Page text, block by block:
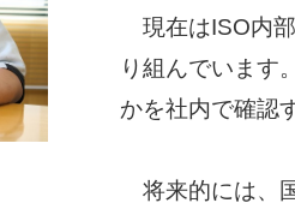
現在はISO内部
り組んでいます
かを社内で確認
将来的には、